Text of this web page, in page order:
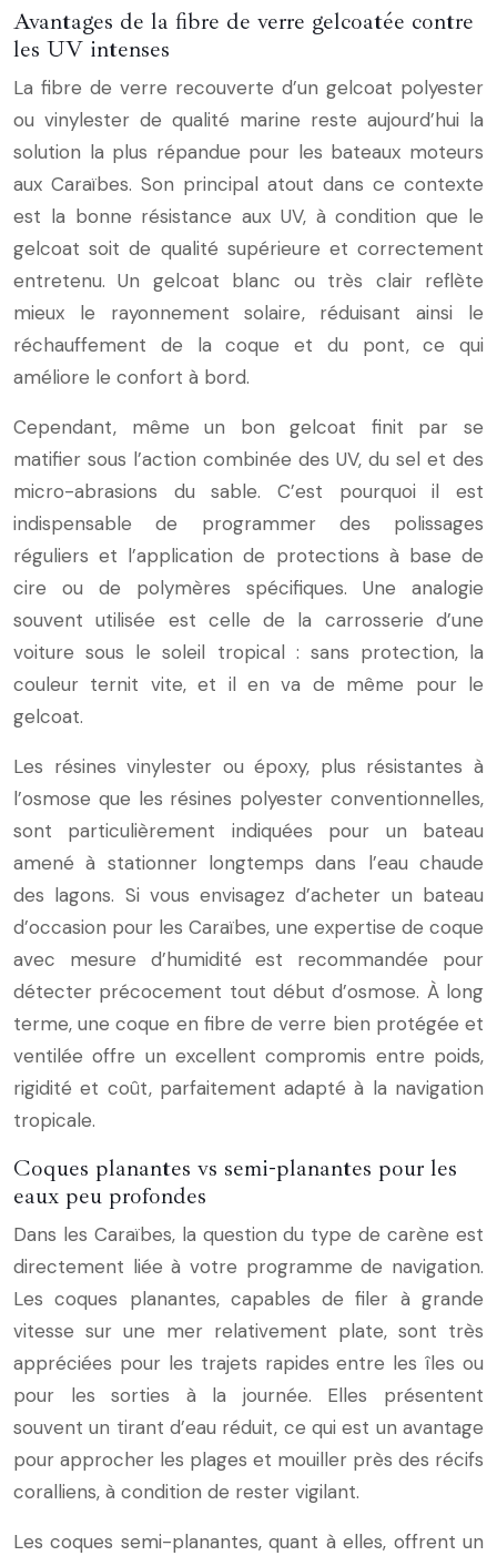
Avantages de la fibre de verre gelcoatée contre
les UV intenses
La fibre de verre recouverte d’un gelcoat polyester
ou vinylester de qualité marine reste aujourd’hui la
solution la plus répandue pour les bateaux moteurs
aux Caraïbes. Son principal atout dans ce contexte
est la bonne résistance aux UV, à condition que le
gelcoat soit de qualité supérieure et correctement
entretenu. Un gelcoat blanc ou très clair reflète
mieux le rayonnement solaire, réduisant ainsi le
réchauffement de la coque et du pont, ce qui
améliore le confort à bord.
Cependant, même un bon gelcoat finit par se
matifier sous l’action combinée des UV, du sel et des
micro-abrasions du sable. C’est pourquoi il est
indispensable de programmer des polissages
réguliers et l’application de protections à base de
cire ou de polymères spécifiques. Une analogie
souvent utilisée est celle de la carrosserie d’une
voiture sous le soleil tropical : sans protection, la
couleur ternit vite, et il en va de même pour le
gelcoat.
Les résines vinylester ou époxy, plus résistantes à
l’osmose que les résines polyester conventionnelles,
sont particulièrement indiquées pour un bateau
amené à stationner longtemps dans l’eau chaude
des lagons. Si vous envisagez d’acheter un bateau
d’occasion pour les Caraïbes, une expertise de coque
avec mesure d’humidité est recommandée pour
détecter précocement tout début d’osmose. À long
terme, une coque en fibre de verre bien protégée et
ventilée offre un excellent compromis entre poids,
rigidité et coût, parfaitement adapté à la navigation
tropicale.
Coques planantes vs semi-planantes pour les
eaux peu profondes
Dans les Caraïbes, la question du type de carène est
directement liée à votre programme de navigation.
Les coques planantes, capables de filer à grande
vitesse sur une mer relativement plate, sont très
appréciées pour les trajets rapides entre les îles ou
pour les sorties à la journée. Elles présentent
souvent un tirant d’eau réduit, ce qui est un avantage
pour approcher les plages et mouiller près des récifs
coralliens, à condition de rester vigilant.
Les coques semi-planantes, quant à elles, offrent un